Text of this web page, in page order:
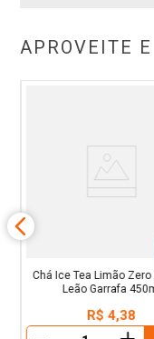
APROVEITE
Chá Ice Tea Limão
Leão Garrafa
R$ 4,38